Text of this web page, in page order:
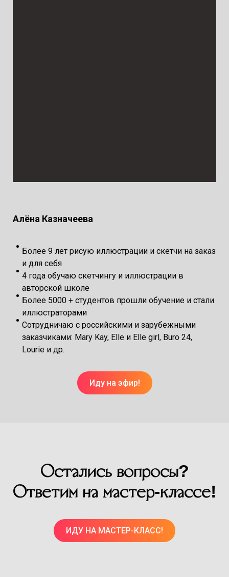
Алёна Казначеева
Более 9 лет рисую иллюстрации и скетчи на заказ
и для себя
4 года обучаю скетчингу и иллюстрации в
авторской школе
Более 5000 + студентов прошли обучение и стали
иллюстраторами
Сотрудничаю с российскими и зарубежными
заказчиками: Mary Kay, Elle и Elle girl, Buro 24,
Lourie и др.
Иду на эфир!
Остались вопросы?
Ответим на мастер-классе!
ИДУ НА МАСТЕР-КЛАСС!